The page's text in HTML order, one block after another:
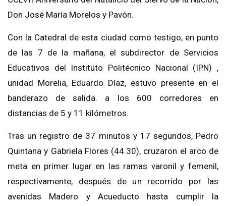
Don José María Morelos y Pavón.
Con la Catedral de esta ciudad como testigo, en punto
de las 7 de la mañana, el subdirector de Servicios
Educativos del Instituto Politécnico Nacional (IPN) ,
unidad Morelia, Eduardo Díaz, estuvo presente en el
banderazo de salida. a los 600 corredores en
distancias de 5 y 11 kilómetros.
Tras un registro de 37 minutos y 17 segundos, Pedro
Quintana y Gabriela Flores (44.30), cruzaron el arco de
meta en primer lugar en las ramas varonil y femenil,
respectivamente, después de un recorrido por las
avenidas Madero y Acueducto hasta cumplir la